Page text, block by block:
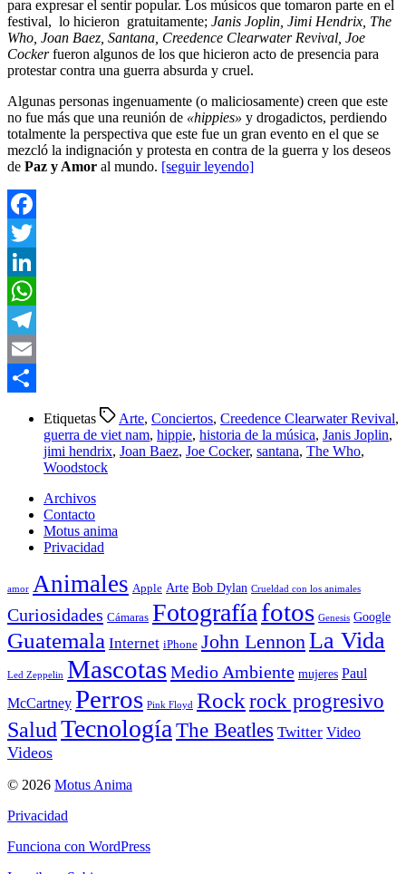
para expresar el sentir popular. Los músicos que tomaron parte en el
festival, lo hicieron gratuitamente; Janis Joplin, Jimi Hendrix, The
Who, Joan Baez, Santana, Creedence Clearwater Revival, Joe
Cockerfueron algunos de los que hicieron acto de presencia para
protestar contra una guerra absurda y cruel.
Algunas personas ingenuamente (o maliciosamente) creen que este
no fue más que una reunión de «hippies» y drogadictos, perdiendo
totalmente la perspectiva que este fue un gran evento en el que se
mezcló la indignación y protesta en contra de la guerra y los deseos
de Paz y Amor al mundo. [seguir leyendo]
Facebook
Twitter
LinkedIn
WhatsApp
Telegram
Email
Etiquetas Arte, Conciertos, Creedence Clearwater Revival,
guerra de viet nam, hippie, historia de la música, Janis Joplin,
jimi hendrix, Joan Baez, Joe Cocker, santana, The Who,
Woodstock
Archivos
Contacto
Motus anima
Privacidad
amor Animales Apple Arte Bob Dylan Crueldad con los animales
Curiosidades Cámaras Fotografíafotos Genesis Google
Guatemala Internet iPhone John Lennon La Vida
Led Zeppelin MascotasMedio Ambiente mujeres Paul
McCartney Perros Pink Floyd Rock rock progresivo
SaludTecnología The Beatles Twitter Video
Videos
© 2026 Motus Anima
Privacidad
Funciona con WordPress